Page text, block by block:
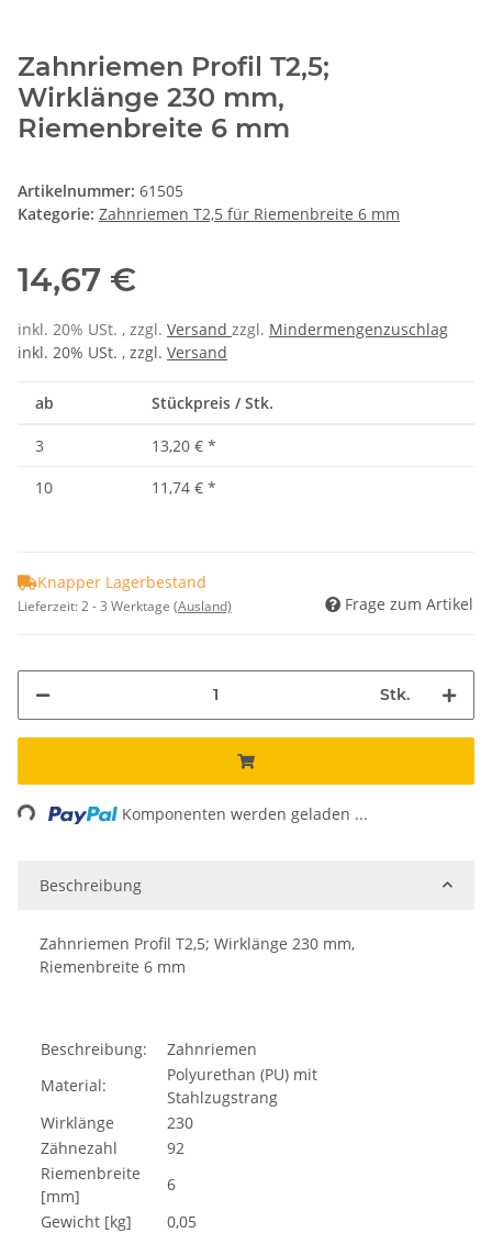
Zahnriemen Profil T2,5;
Wirklänge 230 mm,
Riemenbreite 6 mm
Artikelnummer: 61505
Kategorie: Zahnriemen T2,5 für Riemenbreite 6 mm
14,67 €
inkl. 20% USt. , zzgl. Versand zzgl. Mindermengenzuschlag
inkl. 20% USt. , zzgl. Versand
ab Stückpreis / Stk.
3 13,20 € *
10
11,74 € *
Knapper Lagerbestand
Lieferzeit:2 - 3 Werktage (Ausland) Frage zum Artikel
Stk.
Loading... Komponenten werden geladen ...
Beschreibung
Zahnriemen Profil T2,5; Wirklänge 230 mm,
Riemenbreite 6 mm
Beschreibung:
Zahnriemen
Material:
Polyurethan (PU) mit
Stahlzugstrang
Wirklänge
230
Zähnezahl
92
Riemenbreite
[mm]
6
Gewicht [kg]
0,05